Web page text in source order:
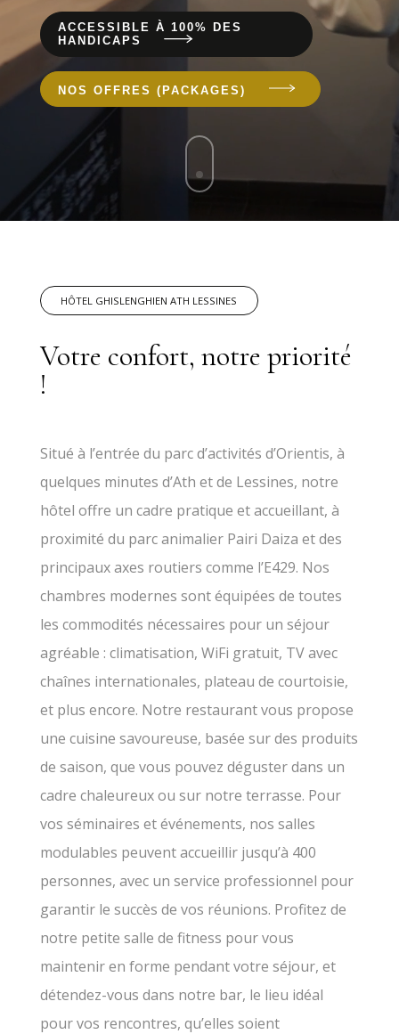
ACCESSIBLE À 100% DES
HANDICAPS
NOS OFFRES (PACKAGES)
HÔTEL GHISLENGHIEN ATH LESSINES
Votre confort, notre priorité
!
Situé à l’entrée du parc d’activités d’Orientis, à
quelques minutes d’Ath et de Lessines, notre
hôtel offre un cadre pratique et accueillant, à
proximité du parc animalier Pairi Daiza et des
principaux axes routiers comme l’E429. Nos
chambres modernes sont équipées de toutes
les commodités nécessaires pour un séjour
agréable : climatisation, WiFi gratuit, TV avec
chaînes internationales, plateau de courtoisie,
et plus encore. Notre restaurant vous propose
une cuisine savoureuse, basée sur des produits
de saison, que vous pouvez déguster dans un
cadre chaleureux ou sur notre terrasse. Pour
vos séminaires et événements, nos salles
modulables peuvent accueillir jusqu’à 400
personnes, avec un service professionnel pour
garantir le succès de vos réunions. Profitez de
notre petite salle de fitness pour vous
maintenir en forme pendant votre séjour, et
détendez-vous dans notre bar, le lieu idéal
pour vos rencontres, qu’elles soient